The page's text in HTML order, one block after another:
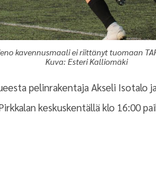
kavennusmaali ei riittänyt tuomaan
Kuva: Esteri Kalliomäki
pelinrakentaja Akseli Isotalo
keskuskentällä klo 16:00